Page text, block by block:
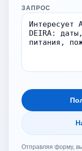
ЗАПРОС
Отправляя форму,